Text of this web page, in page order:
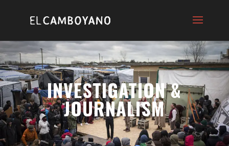
INVESTIGATION &
JOURNALISM